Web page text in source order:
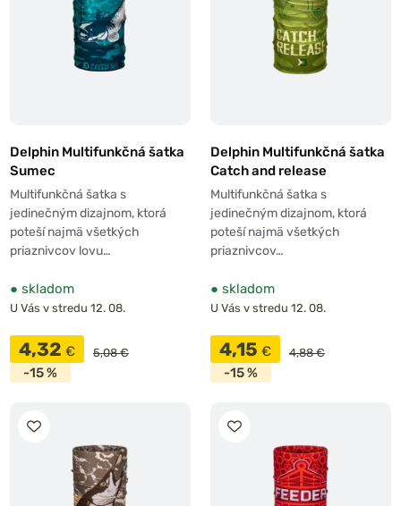
Delphin Multifunkčná šatka
Sumec
Multifunkčná šatka s
jedinečným dizajnom, ktorá
poteší najmä všetkých
priaznivcov lovu…
● skladom
U Vás v stredu 12. 08.
4,32 € 5,08 €
-15 %
Delphin Multifunkčná šatka
Catch and release
Multifunkčná šatka s
jedinečným dizajnom, ktorá
poteší najmä všetkých
priaznivcov…
● skladom
U Vás v stredu 12. 08.
4,15 € 4,88 €
-15 %